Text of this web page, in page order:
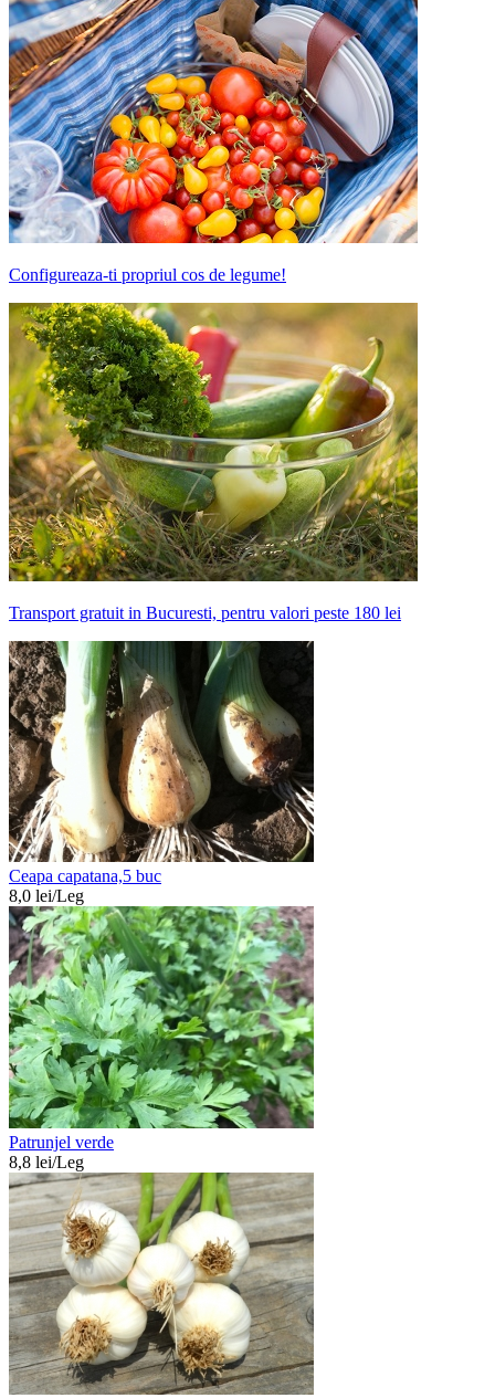
Configureaza-ti propriul cos de legume!
Transport gratuit in Bucuresti, pentru valori peste 180 lei
Ceapa capatana,5 buc
8,0 lei/Leg
Patrunjel verde
8,8 lei/Leg